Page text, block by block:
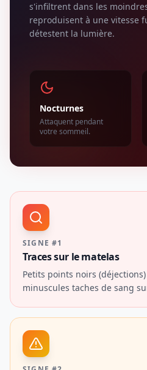
s'infiltrent dans les
reproduisent à une vitesse
détestent la lumière.
Nocturnes
Attaquent pendant
votre sommeil.
SIGNE #1
Traces sur le matelas
Petits points noirs
minuscules taches de sang